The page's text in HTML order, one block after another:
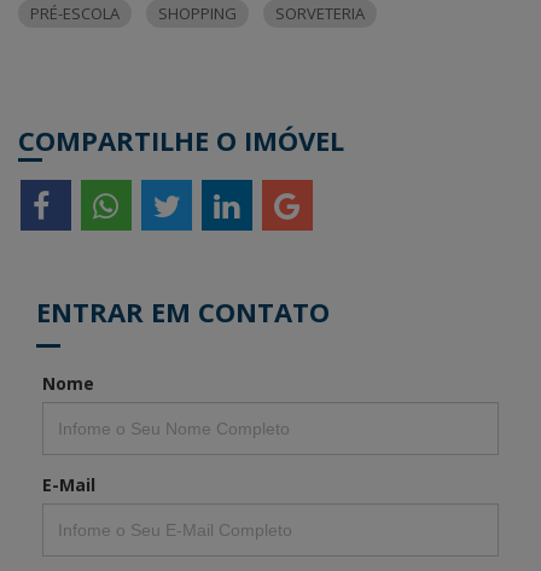
PRÉ-ESCOLA
SHOPPING SORVETERIA
COMPARTILHE O IMÓVEL
ENTRAR EM CONTATO
Nome
E-Mail